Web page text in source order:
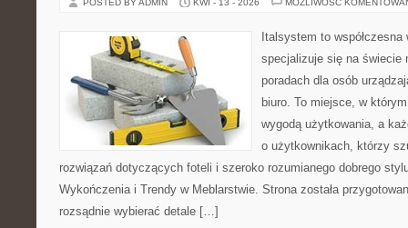
POSTED BY ADMIN KWI - 13 - 2026 MOŻLIWOŚĆ
Italsystem to
specjalizuje się na świecie
poradach dla osób
biuro. To miejsce, w
wygodą użytkowania, a
o użytkownikach, którzy
rozwiązań dotyczących foteli i szeroko rozumianego dobrego
Wykończenia i Trendy w Meblarstwie. Strona została
rozsądnie wybierać detale […]